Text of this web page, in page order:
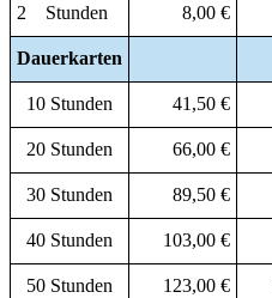
2 Stunden 8,00 €
Dauerkarten
10 Stunden 41,50 €
20 Stunden 66,00 €
30 Stunden 89,50 €
40 Stunden 103,00 €
50 Stunden 123,00 €